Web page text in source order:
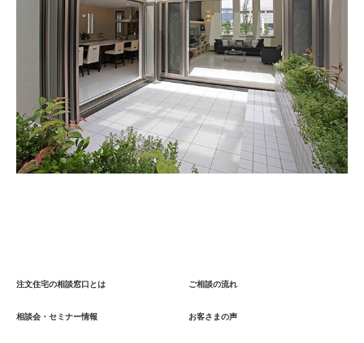
注文住宅の相談窓口とは ご相談の流れ
相談会・セミナー情報 お客さまの声